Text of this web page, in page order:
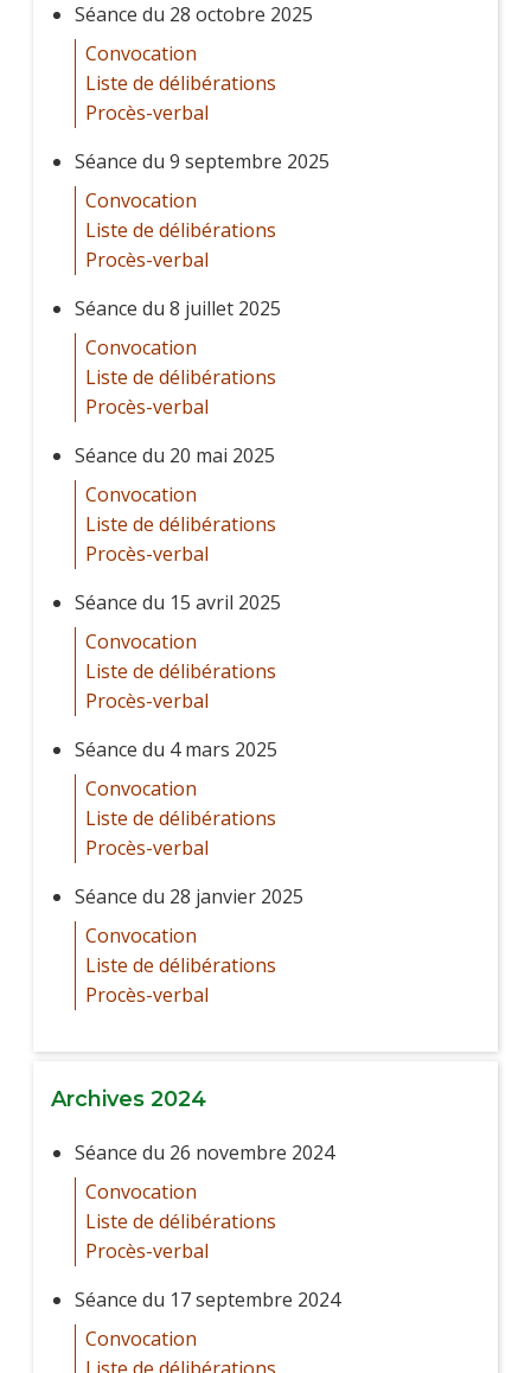
Séance du 28 octobre 2025
Convocation
Liste de délibérations
Procès-verbal
Séance du 9 septembre 2025
Convocation
Liste de délibérations
Procès-verbal
Séance du 8 juillet 2025
Convocation
Liste de délibérations
Procès-verbal
Séance du 20 mai 2025
Convocation
Liste de délibérations
Procès-verbal
Séance du 15 avril 2025
Convocation
Liste de délibérations
Procès-verbal
Séance du 4 mars 2025
Convocation
Liste de délibérations
Procès-verbal
Séance du 28 janvier 2025
Convocation
Liste de délibérations
Procès-verbal
Archives 2024
Séance du 26 novembre 2024
Convocation
Liste de délibérations
Procès-verbal
Séance du 17 septembre 2024
Convocation